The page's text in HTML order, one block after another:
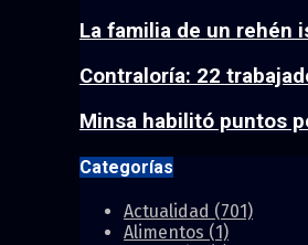
La familia de un rehén
Contraloría: 22
Minsa habilitó puntos
Categorías
Actualidad (701)
Alimentos (1)